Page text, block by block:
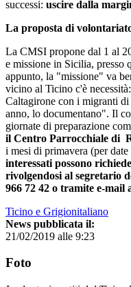
successi: uscire dalla
La proposta di
La CMSI propone dal 1 al
e missione in Sicilia, presso
appunto, la "missione" va
vicino al Ticino c'è
Caltagirone con i migranti
anno, lo documentano". Il
giornate di preparazione
il Centro Parrocchiale di
i mesi di primavera (per
interessati possono
rivolgendosi al segretario
966 72 42 o tramite e-mail
Ticino e Grigionitaliano
News pubblicata il:
21/02/2019 alle 9:23
Foto